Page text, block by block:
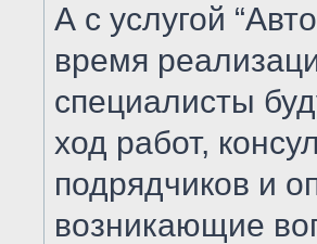
А с услугой
время
специалисты
ход работ,
подрядчиков и
возникающие